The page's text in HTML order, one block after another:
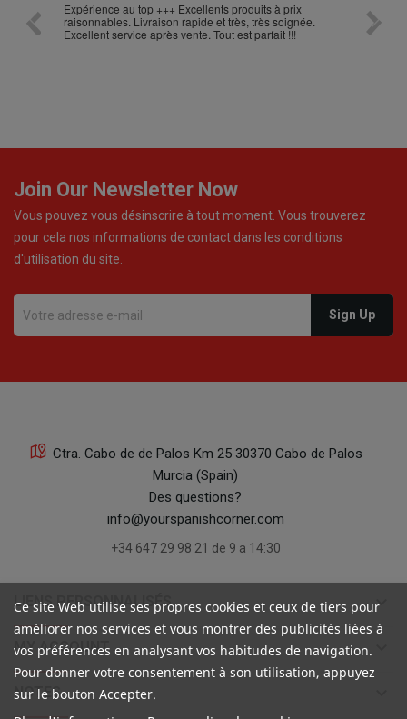
Expérience au top +++ Excellents produits à prix
raisonnables. Livraison rapide et très, très soignée.
Excellent service après vente. Tout est parfait !!!
Join Our Newsletter Now
Vous pouvez vous désinscrire à tout moment. Vous trouverez
pour cela nos informations de contact dans les conditions
d'utilisation du site.
Ctra. Cabo de de Palos Km 25 30370 Cabo de Palos
Murcia (Spain)
Des questions?
info@yourspanishcorner.com
+34 647 29 98 21 de 9 a 14:30
LIENS PERSONNALISÉS keyboard_arrow_down
MY ACCOUNT keyboard_arrow_down
NOTES
Ce site Web utilise ses propres cookies et ceux de tiers pour
améliorer nos services et vous montrer des publicités liées à
vos préférences en analysant vos habitudes de navigation.
Pour donner votre consentement à son utilisation, appuyez
sur le bouton Accepter.